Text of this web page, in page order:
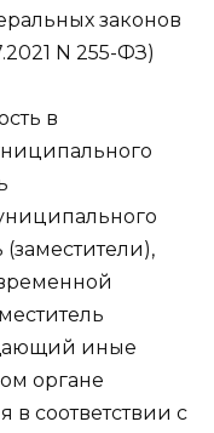
законов
N 255-ФЗ)
в
(заместители),
иные
органе
в соответствии с